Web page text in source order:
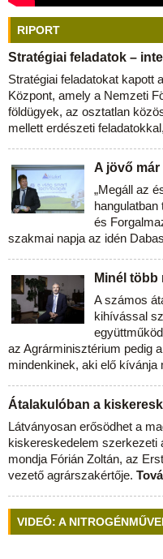
RIPORT
Stratégiai feladatok –
Stratégiai feladatokat kapott
Központ, amely a Nemzeti
földügyek, az osztatlan
mellett erdészeti
A jövő
„Megáll az
és
szakmai napja az idén
Minél több
A számos
kihívással
az Agrárminisztérium pedig
mindenkinek, aki elő kívánja
Átalakulóban a
Látványosan erősödhet a
kiskereskedelem szerkezeti
mondja Fórián Zoltán, az
vezető agrárszakértője.
VIDEÓ: A